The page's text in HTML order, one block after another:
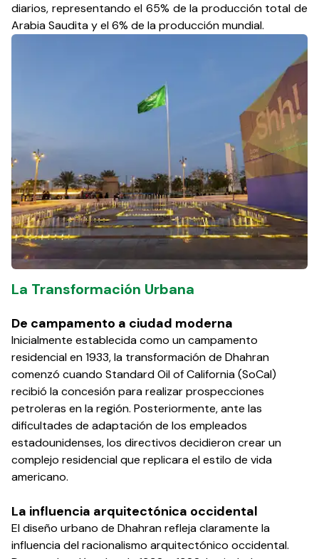
diarios, representando el 65% de la producción total de
Arabia Saudita y el 6% de la producción mundial.
La Transformación Urbana
De campamento a ciudad moderna
Inicialmente establecida como un campamento
residencial en 1933, la transformación de Dhahran
comenzó cuando Standard Oil of California (SoCal)
recibió la concesión para realizar prospecciones
petroleras en la región. Posteriormente, ante las
dificultades de adaptación de los empleados
estadounidenses, los directivos decidieron crear un
complejo residencial que replicara el estilo de vida
americano.
La influencia arquitectónica occidental
El diseño urbano de Dhahran refleja claramente la
influencia del racionalismo arquitectónico occidental.